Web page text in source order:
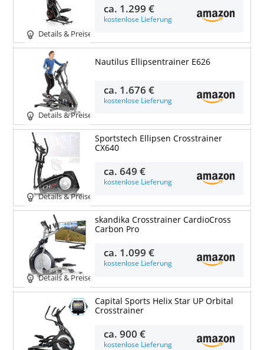
Details & Preise
ca. 1.299 €
kostenlose Lieferung
Details & Preise
Nautilus Ellipsentrainer E626
ca. 1.676 €
kostenlose Lieferung
Details & Preise
Sportstech Ellipsen Crosstrainer
CX640
ca.649 €
kostenlose Lieferung
Details & Preise
skandika Crosstrainer CardioCross
Carbon Pro
ca. 1.099 €
kostenlose Lieferung
Capital Sports Helix Star UP Orbital
Crosstrainer
ca.900 €
kostenlose Lieferung